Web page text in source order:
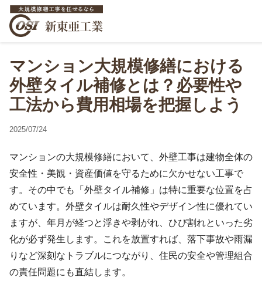
マンション大規模修繕における
外壁タイル補修とは？必要性や
工法から費用相場を把握しよう
2025/07/24
マンションの大規模修繕において、外壁工事は建物全体の
安全性・美観・資産価値を守るために欠かせない工事で
す。その中でも「外壁タイル補修」は特に重要な位置を占
めています。外壁タイルは耐久性やデザイン性に優れてい
ますが、年月が経つと浮きや剥がれ、ひび割れといった劣
化が必ず発生します。これを放置すれば、落下事故や雨漏
りなど深刻なトラブルにつながり、住民の安全や管理組合
の責任問題にも直結します。